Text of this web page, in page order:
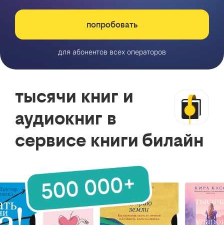
попробовать
для абонентов всех операторов
тысячи книг и
аудиокниг в
сервисе книги билайн